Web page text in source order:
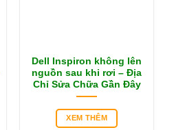
Dell Inspiron không lên
nguồn sau khi rơi – Địa
Chỉ Sửa Chữa Gần Đây
XEM THÊM